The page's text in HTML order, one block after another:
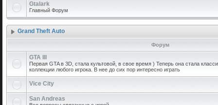
Gtalark
Главный Форум
Grand Theft Auto
Форум
GTA III
Первая GTA в 3D, стала культовой, в свое время ) Теперь она стала
коллекции любого игрока. В нее до сих пор интересно играть
Vice City
San Andreas